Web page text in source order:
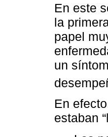
En este
la
papel
un
En
estaban